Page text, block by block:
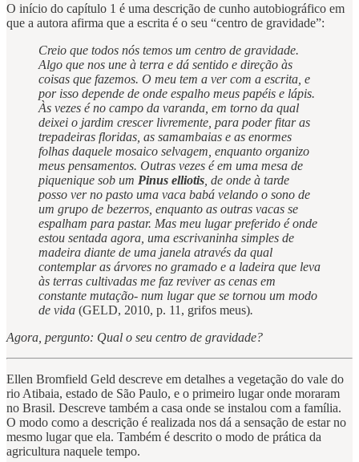
O início do capítulo 1 é uma descrição de cunho autobiográfico em
que a autora afirma que a escrita é o seu “centro de gravidade”:
Creio que todos nós temos um centro de gravidade.
Algo que nos une à terra e dá sentido e direção às
coisas que fazemos. O meu tem a ver com a escrita, e
por isso depende de onde espalho meus papéis e lápis.
Às vezes é no campo da varanda, em torno da qual
deixei o jardim crescer livremente, para poder fitar as
trepadeiras floridas, as samambaias e as enormes
folhas daquele mosaico selvagem, enquanto organizo
meus pensamentos. Outras vezes é em uma mesa de
piquenique sob um Pinus elliotis , de onde à tarde
posso ver no pasto uma vaca babá velando o sono de
um grupo de bezerros, enquanto as outras vacas se
espalham para pastar. Mas meu lugar preferido é onde
estou sentada agora, uma escrivaninha simples de
madeira diante de uma janela através da qual
contemplar as árvores no gramado e a ladeira que leva
às terras cultivadas me faz reviver as cenas em
constante mutação- num lugar que se tornou um modo
de vida (GELD, 2010, p. 11, grifos meus).
Agora, pergunto: Qual o seu centro de gravidade?
Ellen Bromfield Geld descreve em detalhes a vegetação do vale do
rio Atibaia, estado de São Paulo, e o primeiro lugar onde moraram
no Brasil. Descreve também a casa onde se instalou com a família.
O modo como a descrição é realizada nos dá a sensação de estar no
mesmo lugar que ela. Também é descrito o modo de prática da
agricultura naquele tempo.